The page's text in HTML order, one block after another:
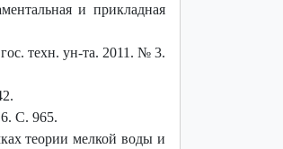
и прикладная
техн. ун-та. 2011. № 3.
С. 965.
теории мелкой воды и